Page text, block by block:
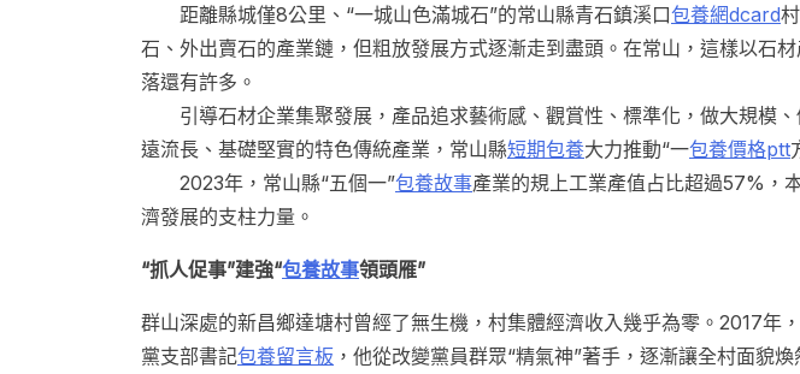
距離縣城僅8公里、“一城山色滿城石”的常山縣青石鎮溪口包養網dcard
石、外出賣石的產業鏈，但粗放發展方式逐漸走到盡頭。在常山，這樣以石
落還有許多。
引導石材企業集聚發展，產品追求藝術感、觀賞性、標準化，做大規模
遠流長、基礎堅實的特色傳統產業，常山縣短期包養大力推動“一包養價格ptt
2023年，常山縣“五個一”包養故事產業的規上工業產值占比超過57%，
濟發展的支柱力量。
“抓人促事”建強“包養故事領頭雁”
群山深處的新昌鄉達塘村曾經了無生機，村集體經濟收入幾乎為零。2017年
黨支部書記包養留言板 ，他從改變黨員群眾“精氣神”著手，逐漸讓全村面貌煥